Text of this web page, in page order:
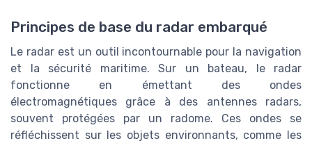
Principes de base du radar embarqué
Le radar est un outil incontournable pour la navigation
et la sécurité maritime. Sur un bateau, le radar
fonctionne en émettant des ondes
électromagnétiques grâce à des antennes radars,
souvent protégées par un radome. Ces ondes se
réfléchissent sur les objets environnants, comme les